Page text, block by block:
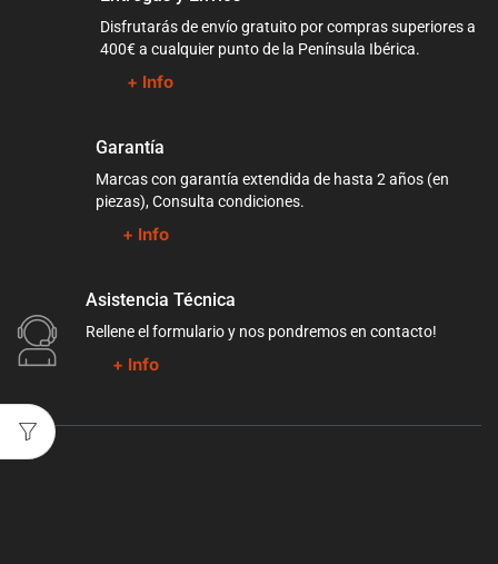
Disfrutarás de envío gratuito por compras superiores a
400€ a cualquier punto de la Península Ibérica.
+ Info
Garantía
Marcas con garantía extendida de hasta 2 años (en
piezas), Consulta condiciones.
+ Info
Asistencia Técnica
Rellene el formulario y nos pondremos en contacto!
+ Info